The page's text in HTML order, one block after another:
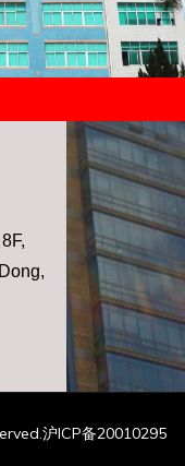
沪ICP备20010295